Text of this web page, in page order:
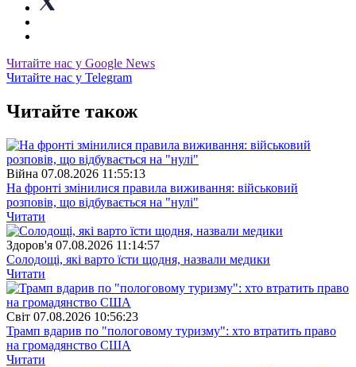
Читайте нас у Google News
Читайте нас у Telegram
Читайте також
Війна 07.08.2026 11:55:13
На фронті змінилися правила виживання: військовий
розповів, що відбувається на "нулі"
Читати
Здоров'я 07.08.2026 11:14:57
Солодощі, які варто їсти щодня, назвали медики
Читати
Свiт 07.08.2026 10:56:23
Трамп вдарив по "пологовому туризму": хто втратить право
на громадянство США
Читати